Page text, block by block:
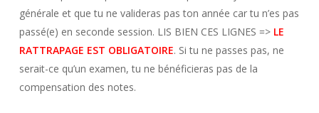
générale et que tu ne valideras pas ton année car tu n’es pas
passé(e) en seconde session. LIS BIEN CES LIGNES => LE
RATTRAPAGE EST OBLIGATOIRE. Si tu ne passes pas, ne
serait-ce qu’un examen, tu ne bénéficieras pas de la
compensation des notes.